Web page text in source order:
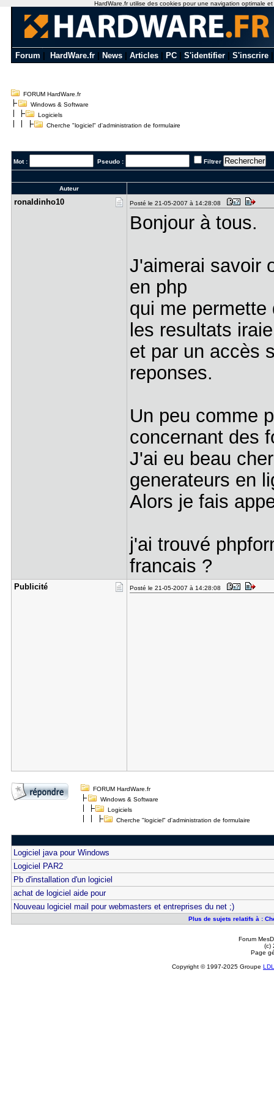
Forum HardWare.fr News Articles PC S'identifier S'inscrire
FORUM HardWare.fr
Windows & Software
Logiciels
Cherche "logiciel" d'administration de formulaire
Mot : Pseudo : Filtrer
Auteur
ronaldinho​10 Posté le 21-05-2007 à 14:28:08
Bonjour à tous.
J'aimerai savoir
en php
qui me permette
les resultats
et par un accès
reponses.
Un peu comme
concernant des
J'ai eu beau
generateurs en
Alors je fais
j'ai trouvé
francais ?
Publicité Posté le 21-05-2007 à 14:28:08
FORUM HardWare.fr
Windows & Software
Logiciels
Cherche "logiciel" d'administration de formulaire
Logiciel java pour Windows
Logiciel PAR2
Pb d'installation d'un logiciel
achat de logiciel aide pour
Nouveau logiciel mail pour webmasters et entreprises du net ;)
Plus de sujets relatifs à :
Forum
(c)
Page
Copyright © 1997-2025 Groupe
HardWare.fr utilise des cookies pour une navigation optimale